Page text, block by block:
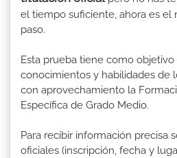
el tiempo suficiente, ahora es el
paso.
Esta prueba tiene como objetivo
conocimientos y habilidades de
con aprovechamiento la
Específica de Grado Medio.
Para recibir información precisa
oficiales (inscripción, fecha y